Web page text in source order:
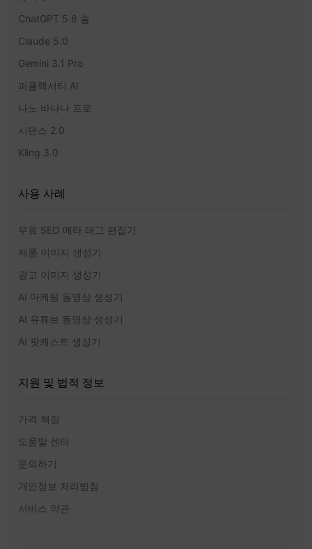
ChatGPT 5.6 솔
Claude 5.0
Gemini 3.1 Pro
퍼플렉서티 AI
나노 바나나 프로
시댄스 2.0
Kling 3.0
사용 사례
무료 SEO 메타 태그 편집기
제품 이미지 생성기
광고 이미지 생성기
AI 마케팅 동영상 생성기
AI 유튜브 동영상 생성기
AI 팟캐스트 생성기
지원 및 법적 정보
가격 책정
도움말 센터
문의하기
개인정보 처리방침
서비스 약관